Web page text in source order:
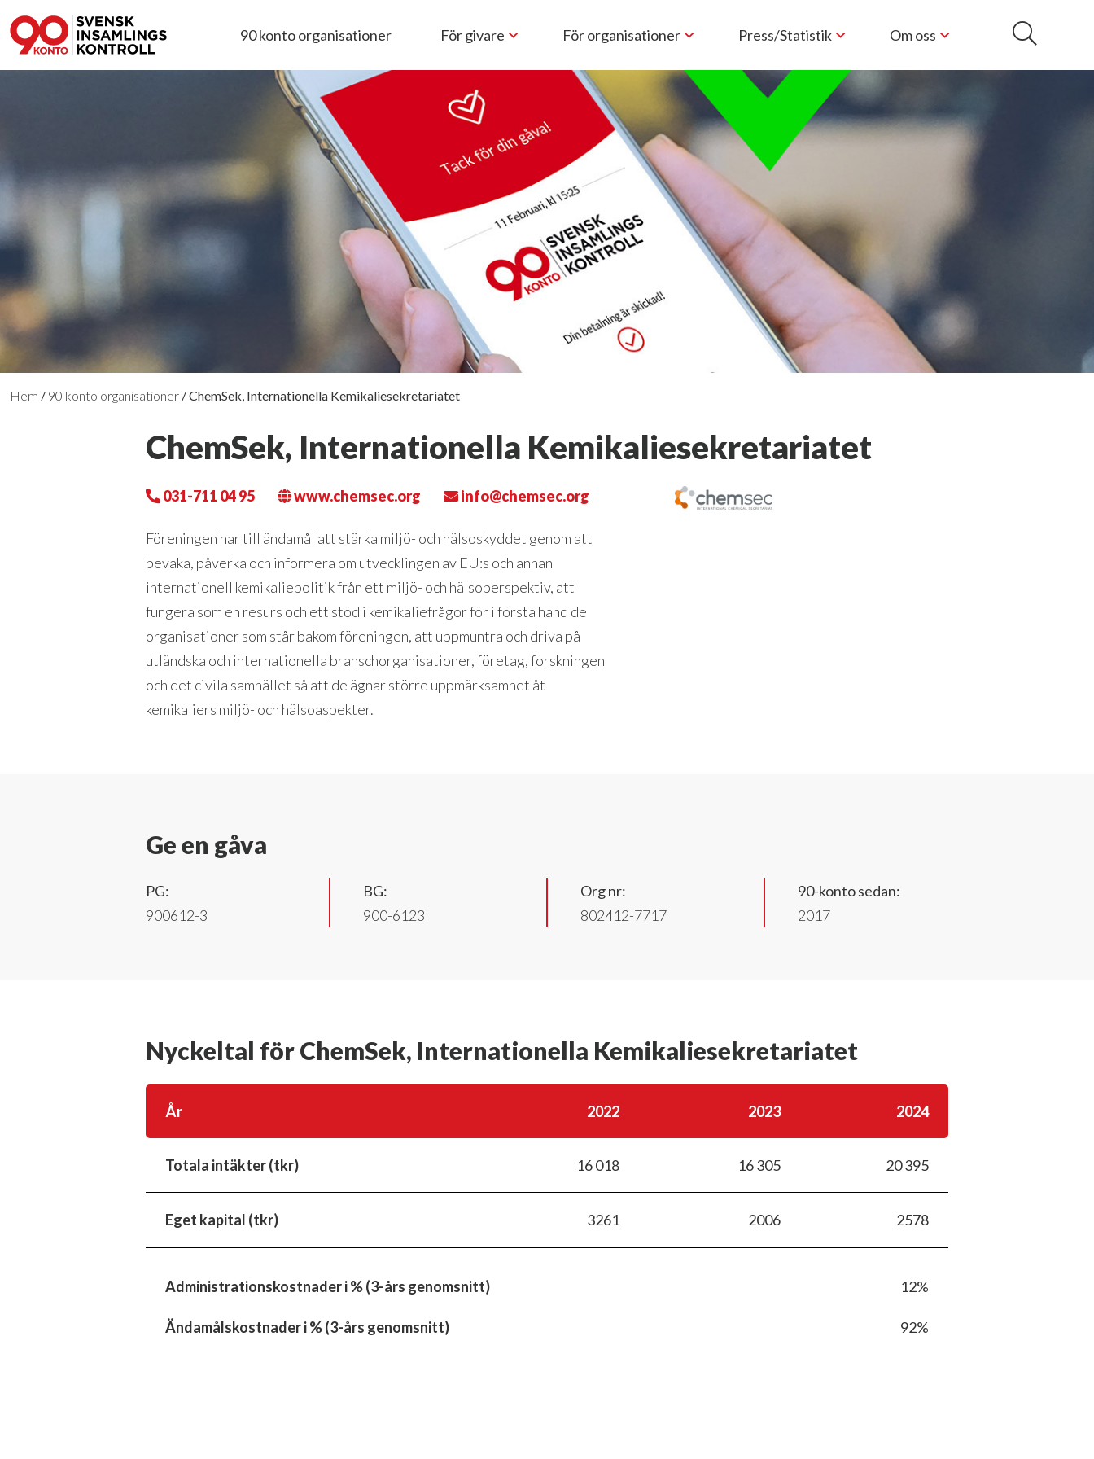
90 konto organisationer För givare För organisationer Press/Statistik Om oss
Hem / 90 konto organisationer /ChemSek, Internationella Kemikaliesekretariatet
ChemSek, Internationella Kemikaliesekretariatet
031-711 04 95 www.chemsec.org info@chemsec.org
Föreningen har till ändamål att stärka miljö- och hälsoskyddet genom att
bevaka, påverka och informera om utvecklingen av EU:s och annan
internationell kemikaliepolitik från ett miljö- och hälsoperspektiv, att
fungera som en resurs och ett stöd i kemikaliefrågor för i första hand de
organisationer som står bakom föreningen, att uppmuntra och driva på
utländska och internationella branschorganisationer, företag, forskningen
och det civila samhället så att de ägnar större uppmärksamhet åt
kemikaliers miljö- och hälsoaspekter.
Ge en gåva
PG:
900612-3
BG:
900-6123
Org nr:
802412-7717
90-konto sedan:
2017
Nyckeltal för ChemSek, Internationella Kemikaliesekretariatet
År 2022 2023 2024
Totala intäkter (tkr) 16 018 16 305 20 395
Eget kapital (tkr) 3261 2006 2578
Administrationskostnader i % (3-års genomsnitt) 12%
Ändamålskostnader i % (3-års genomsnitt) 92%